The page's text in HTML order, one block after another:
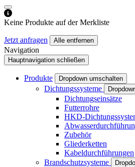
Keine Produkte auf der Merkliste
Jetzt anfragen Alle entfernen
Navigation
Hauptnavigation schließen
Produkte Dropdown umschalten
Dichtungssysteme
Dichtungseinsätze
Futterrohre
HKD-
Zubehör
Gliederketten
Kabeldurchführungen
Brandschutzsysteme